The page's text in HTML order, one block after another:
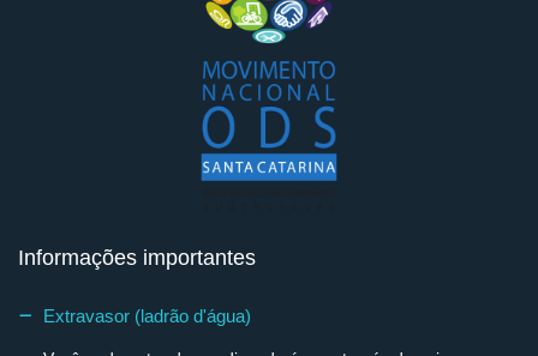
Informações importantes
Extravasor (ladrão d'água)